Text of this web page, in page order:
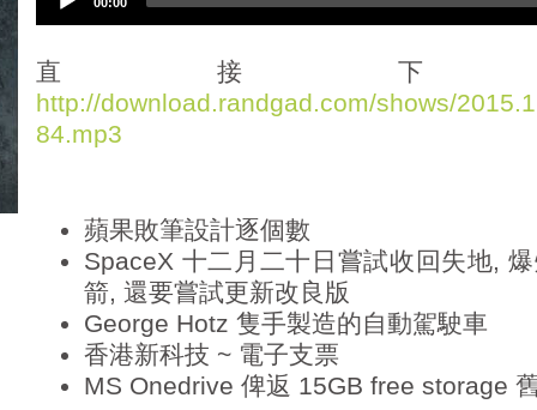
i
o
P
l
直接
http://download.randgad.com/shows/
84.mp3
蘋果敗筆設計逐個數
SpaceX 十二月二十日嘗試收回失地,
箭, 還要嘗試更新改良版
George Hotz 隻手製造的自動駕駛車
香港新科技 ~ 電子支票
MS Onedrive 俾返 15GB free storage